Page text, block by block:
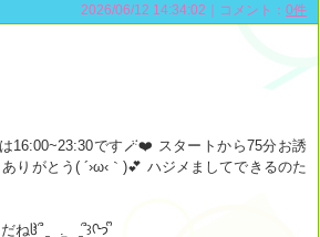
2026/06/12 14:34:02｜コメント： 0件
です🪄‪‪❤︎‬ スタートから75分お誘
りがとう( ´›ω‹｀)💕 ハジメましてできるのた
今日で１週間もおわりだねჱ̒՞ ̳_ .̫ _ ̳՞꒱ᢉ𐭩 ᩚ